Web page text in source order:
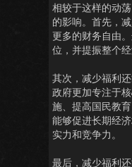
相较于这样的动
的影响。首先，
更多的财务自由
位，并提振整个经
其次，减少福利
政府更加专注于
施、提高国民教
能够促进长期经
实力和竞争力。
最后，减少福利